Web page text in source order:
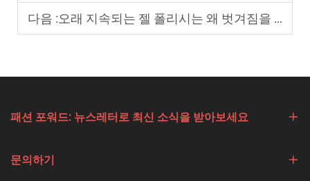
다음 :오래 지속되는 젤 폴리시는 왜 벗겨짐을 방지할 수 있나요?
패션 포워드: 뉴스레터로 최신 소식을 받아보세요
문의하기